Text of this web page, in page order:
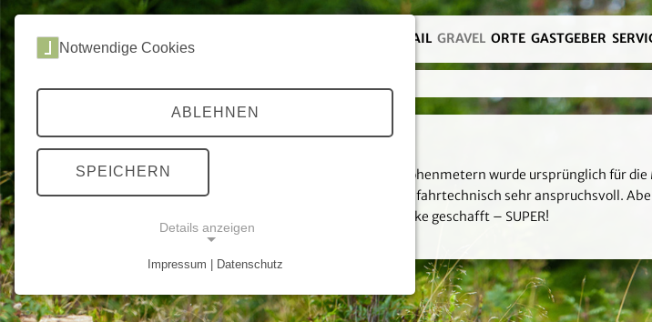
DEVILS TRAIL GRAVEL ORTE GASTGEBER
Devils Trail
mit 184 km und 4.300 Höhenmetern wurde ursprünglich für
Gravelbike und in schwierigen Passagen fahrtechnisch sehr anspruchsvoll.
haben den Devils Trail auch per Gravelbike geschafft – SUPER!
Notwendige Cookies
ABLEHNEN
SPEICHERN
Details anzeigen
Impressum | Datenschutz